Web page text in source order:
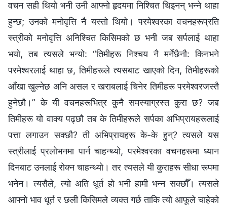
वचन सही थियो भनी उनी आफ्नो हृदयमा निश्‍चित थिइनन् भन्‍ने थाहा
हुन्छ; उनको मनोवृत्ति नै यस्तो थियो। परमेश्‍वरका वचनहरूप्रति
स्‍त्रीको मनोवृत्ति अनिश्‍चित किसिमको छ भनी जब सर्पलाई थाहा
भयो, तब त्यसले भन्यो: “तिमीहरू निश्‍चय नै मर्नेछैनौ: किनभने
परमेश्‍वरलाई थाहा छ, तिमीहरूले त्यसबाट खाएको दिन, तिमीहरूको
आँखा खुल्नेछ अनि असल र खराबलाई चिनेर तिमीहरू परमेश्‍वरजस्तै
हुनेछौ।” के यी वचनहरूभित्र कुनै समस्याग्रस्त कुरा छ? जब
तिमीहरू यो वाक्य पढ्छौ तब के तिमीहरूले सर्पका अभिप्रायहरूलाई
पत्ता लगाउन सक्छौ? ती अभिप्रायहरू के-के हुन्? त्यसले यस
स्‍त्रीलाई प्रलोभनमा पार्न चाहन्थ्यो, परमेश्‍वरका वचनहरूमा ध्यान
दिनबाट उनलाई रोक्‍न चाहन्थ्यो। तर त्यसले यी कुराहरू सीधा रूपमा
भनेन। त्यसैले, त्यो अति धूर्त हो भनी हामी भन्‍न सक्छौँ। त्यसले
आफ्नो भाव धूर्त र छली किसिमले व्यक्त गर्छ ताकि त्यो आफूले चाहेको